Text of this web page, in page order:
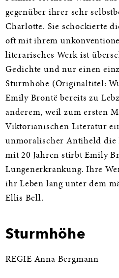
gegenüber ihrer sehr
Charlotte. Sie schockierte
oft mit ihrem
literarisches Werk ist
Gedichte und nur einen
Sturmhöhe (Originaltitel:
Emily Brontë bereits zu
anderem, weil zum ersten
Viktorianischen Literatur
unmoralischer Antiheld die
mit 20 Jahren stirbt Emily
Lungenerkrankung. Ihre
ihr Leben lang unter dem
Ellis Bell.
Sturmhöhe
REGIE Anna Bergmann